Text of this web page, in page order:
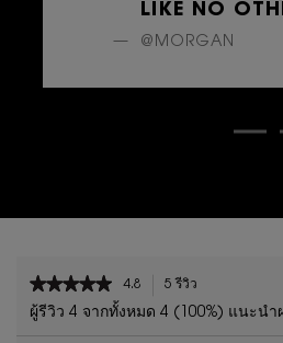
LIKE NO
@MORGAN
★★★★★
★★★★★
4.8
4.8 5 รีวิว
ดำเนิน
ผู้รีวิว 4 จากทั้งหมด 4 (100%) แนะน